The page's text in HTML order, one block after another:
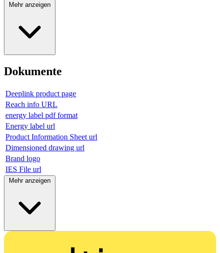
Mehr anzeigen
Dokumente
Deeplink product page
Reach info URL
energy label pdf format
Energy label url
Product Information Sheet url
Dimensioned drawing url
Brand logo
IES File url
Mehr anzeigen